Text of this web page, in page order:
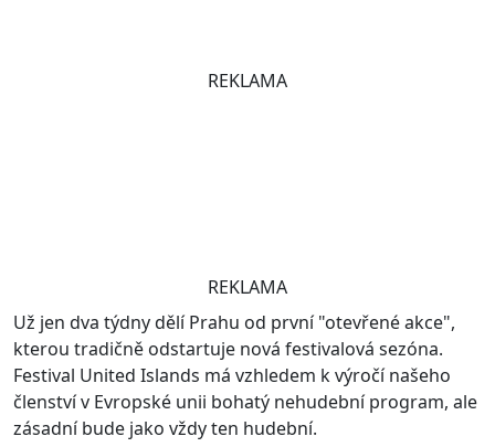
REKLAMA
REKLAMA
Už jen dva týdny dělí Prahu od první "otevřené akce",
kterou tradičně odstartuje nová festivalová sezóna.
Festival United Islands má vzhledem k výročí našeho
členství v Evropské unii bohatý nehudební program, ale
zásadní bude jako vždy ten hudební.